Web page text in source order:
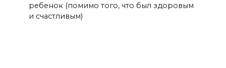
ребенок (помимо того, что был здоровым
и счастливым)